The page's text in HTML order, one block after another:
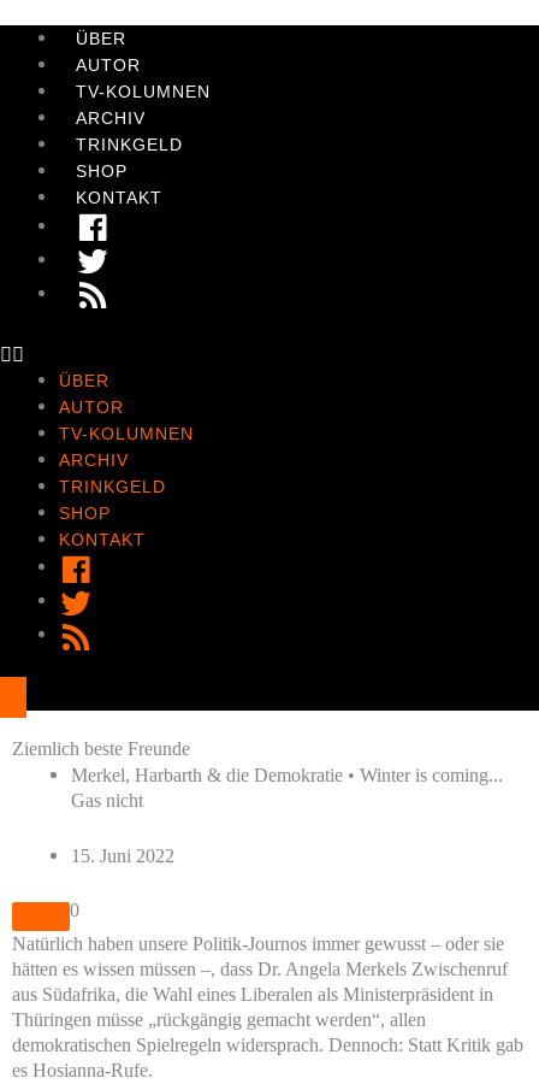
Inhalt
springen
ÜBER
AUTOR
TV-KOLUMNEN
ARCHIV
TRINKGELD
SHOP
KONTAKT
ÜBER
AUTOR
TV-KOLUMNEN
ARCHIV
TRINKGELD
SHOP
KONTAKT
Ziemlich beste Freunde
Merkel, Harbarth & die Demokratie • Winter is coming...
Gas nicht
15. Juni 2022
0
Natürlich haben unsere Politik-Journos immer gewusst – oder sie
hätten es wissen müssen –, dass Dr. Angela Merkels Zwischenruf
aus Südafrika, die Wahl eines Liberalen als Ministerpräsident in
Thüringen müsse „rückgängig gemacht werden“, allen
demokratischen Spielregeln widersprach. Dennoch: Statt Kritik gab
es Hosianna-Rufe.